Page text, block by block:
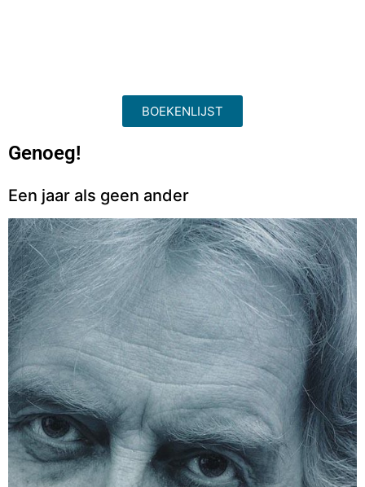
BOEKENLIJST
Genoeg!
Een jaar als geen ander